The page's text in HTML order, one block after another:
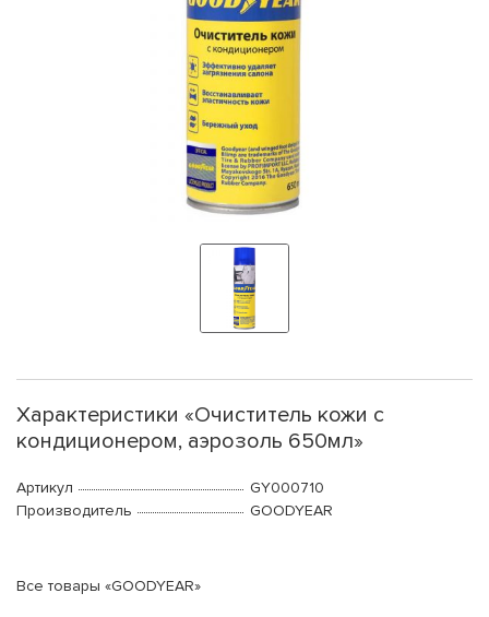
Характеристики «Очиститель кожи с
кондиционером, аэрозоль 650мл»
Артикул
GY000710
Производитель
GOODYEAR
Все товары «GOODYEAR»